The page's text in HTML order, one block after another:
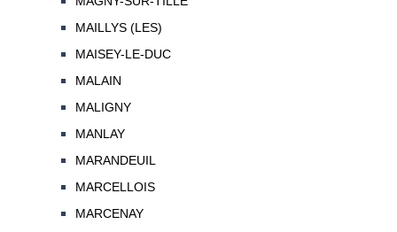
MAILLYS (LES)
MAISEY-LE-DUC
MALAIN
MALIGNY
MANLAY
MARANDEUIL
MARCELLOIS
MARCENAY